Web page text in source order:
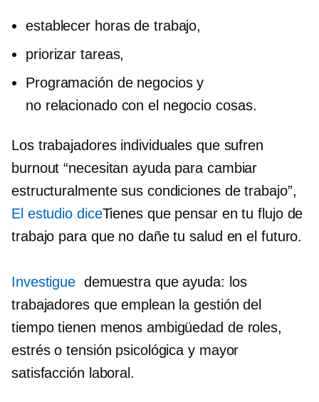
establecer horas de trabajo,
priorizar tareas,
Programación de negocios y
no relacionado con el negocio cosas.
Los trabajadores individuales que sufren
burnout “necesitan ayuda para cambiar
estructuralmente sus condiciones de trabajo”,
El estudio diceTienes que pensar en tu flujo de
trabajo para que no dañe tu salud en el futuro.
Investigue demuestra que ayuda: los
trabajadores que emplean la gestión del
tiempo tienen menos ambigüedad de roles,
estrés o tensión psicológica y mayor
satisfacción laboral.